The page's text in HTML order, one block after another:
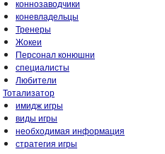
коннозаводчики
коневладельцы
Тренеры
Жокеи
Персонал конюшни
специалисты
Любители
Тотализатор
имидж игры
виды игры
необходимая информация
стратегия игры